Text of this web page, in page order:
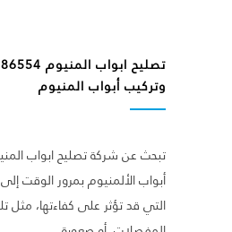
وتركيب أبواب المنيوم
تبحث عن شركة تصليح ابواب
أبواب الألمنيوم بمرور الوقت
التي قد تؤثر على كفاءتها، مثل